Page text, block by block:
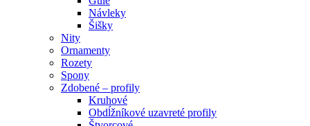
Návleky
Šišky
Nity
Ornamenty
Rozety
Spony
Zdobené – profily
Kruhové
Obdĺžníkové uzavreté profily